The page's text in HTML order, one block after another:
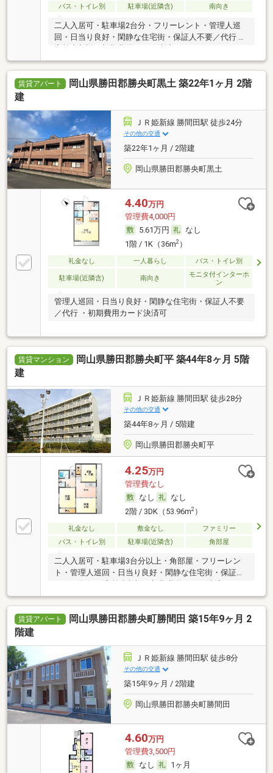
バス・トイレ別 駐車場(近隣含) 南向き
二人入居可・駐車場2台分・フリーレント・管理人巡
回・日当り良好・閑静な住宅街・保証人不要／代行 ・
賃貸アパート
岡山県勝田郡勝央町黒土 築22年1ヶ月 2階
建
ＪＲ姫新線 勝間田駅 徒歩24分
その他の交通
築22年1ヶ月 / 2階建
岡山県勝田郡勝央町黒土
4.40万円
管理費4,000円
5.61万円
なし
1階 / 1K（36m2）
礼金なし 一人暮らし バス・トイレ別
駐車場(近隣含) 南向き
モニタ付インターホ
ン
管理人巡回・日当り良好・閑静な住宅街・保証人不要
／代行 ・初期費用カード決済可
賃貸マンション
岡山県勝田郡勝央町平 築44年8ヶ月 5階
建
ＪＲ姫新線 勝間田駅 徒歩28分
その他の交通
築44年8ヶ月 / 5階建
岡山県勝田郡勝央町平
4.25万円
管理費なし
なし
なし
2階 / 3DK（53.96m2）
礼金なし 敷金なし
ファミリー
バス・トイレ別
駐車場(近隣含) 角部屋
二人入居可・駐車場3台分以上・角部屋・フリーレン
ト・管理人巡回・日当り良好・閑静な住宅街・保証人
賃貸アパート
岡山県勝田郡勝央町勝間田 築15年9ヶ月 2
階建
ＪＲ姫新線 勝間田駅 徒歩8分
その他の交通
築15年9ヶ月 / 2階建
岡山県勝田郡勝央町勝間田
4.60万円
管理費3,500円
なし
1ヶ月